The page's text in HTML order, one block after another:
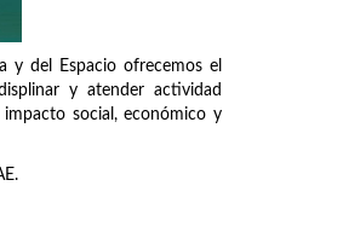
y del Espacio ofrecemos el
y atender actividad
social, económico y